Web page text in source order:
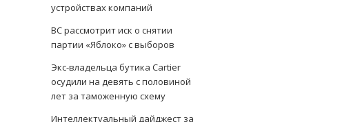
устройствах компаний
ВС рассмотрит иск о снятии
партии «Яблоко» с выборов
Экс-владельца бутика Cartier
осудили на девять с половиной
лет за таможенную схему
Интеллектуальный дайджест за